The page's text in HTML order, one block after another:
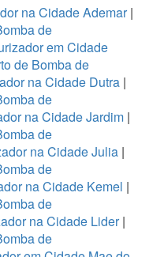
na Cidade Ademar|
de
em Cidade
de Bomba de
na Cidade Dutra |
de
na Cidade Jardim|
de
na Cidade Julia |
de
na Cidade Kemel |
de
na Cidade Lider|
de